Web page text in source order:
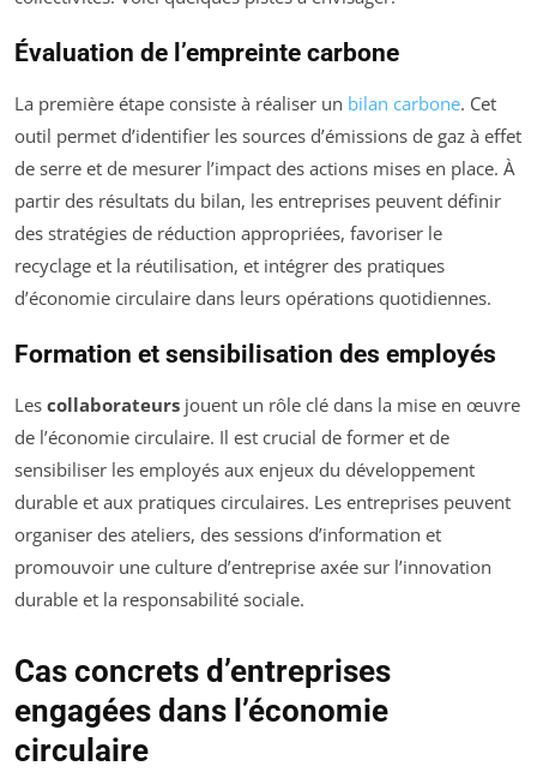
Évaluation de l’empreinte carbone
La première étape consiste à réaliser un bilan carbone. Cet
outil permet d’identifier les sources d’émissions de gaz à effet
de serre et de mesurer l’impact des actions mises en place. À
partir des résultats du bilan, les entreprises peuvent définir
des stratégies de réduction appropriées, favoriser le
recyclage et la réutilisation, et intégrer des pratiques
d’économie circulaire dans leurs opérations quotidiennes.
Formation et sensibilisation des employés
Les collaborateurs jouent un rôle clé dans la mise en œuvre
de l’économie circulaire. Il est crucial de former et de
sensibiliser les employés aux enjeux du développement
durable et aux pratiques circulaires. Les entreprises peuvent
organiser des ateliers, des sessions d’information et
promouvoir une culture d’entreprise axée sur l’innovation
durable et la responsabilité sociale.
Cas concrets d’entreprises
engagées dans l’économie
circulaire